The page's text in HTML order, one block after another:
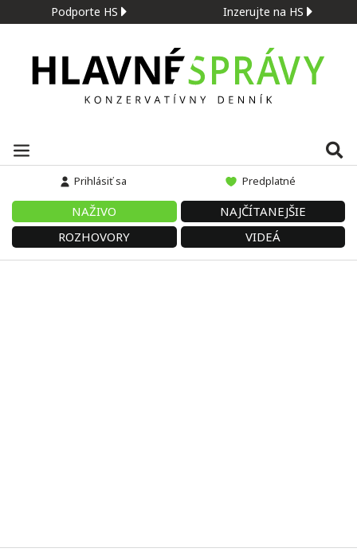
Podporte HS Inzerujte na HS
Prihlásiť sa Predplatné
NAŽIVO
NAJČÍTANEJŠIE
ROZHOVORY
VIDEÁ